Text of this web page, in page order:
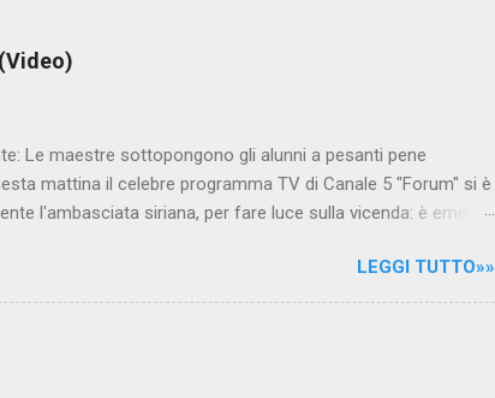
Le maestre sottopongono gli alunni a pesanti pene
mattina il celebre programma TV di Canale 5 "Forum" si è
l'ambasciata siriana, per fare luce sulla vicenda: è emerso
IL SERVIZIO . staff nocensura.com Condividi su Facebook
LEGGI TUTTO»»